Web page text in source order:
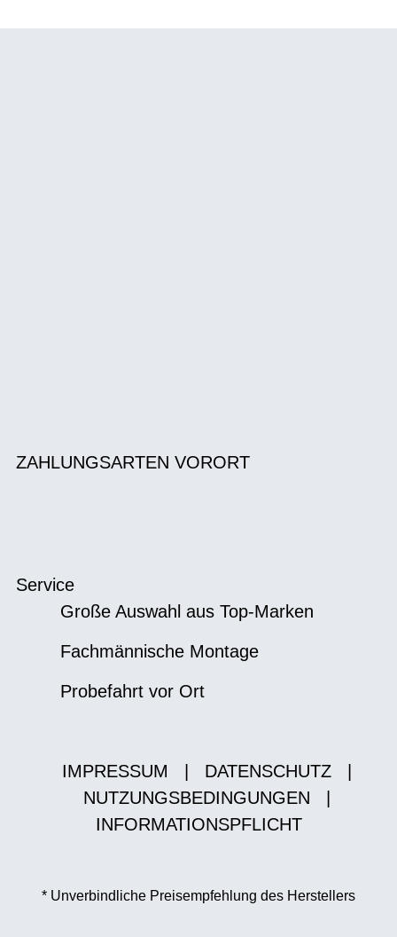
ZAHLUNGSARTEN VORORT
Service
Große Auswahl aus Top-Marken
Fachmännische Montage
Probefahrt vor Ort
IMPRESSUM DATENSCHUTZ
NUTZUNGSBEDINGUNGEN
INFORMATIONSPFLICHT
* Unverbindliche Preisempfehlung des Herstellers